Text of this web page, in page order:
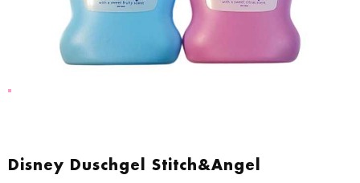
Disney Duschgel Stitch&Angel
Anfang